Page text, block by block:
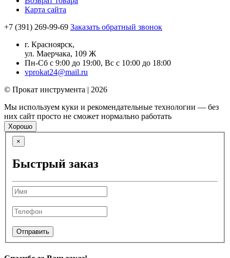
Карта сайта
+7 (391) 269-99-69 Заказать обратный звонок
г. Красноярск,
ул. Маерчака, 109 Ж
Пн-Сб с 9:00 до 19:00, Вс с 10:00 до 18:00
vprokat24@mail.ru
© Прокат инструмента | 2026
Мы используем куки и рекомендательные технологии — без
них сайт просто не сможет нормально работать
Хорошо
×
Быстрый заказ
Отправить